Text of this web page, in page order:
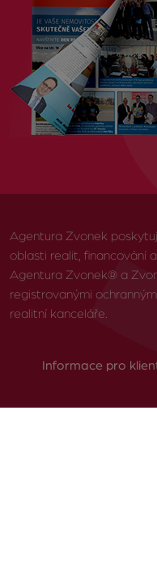
Agentura Zvonek
oblasti realit, financování
Agentura Zvonek® a
registrovanými
realitní kanceláře.
Informace pro